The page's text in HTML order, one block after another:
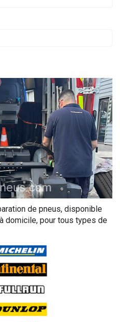
de pneus, disponible
domicile, pour tous types de